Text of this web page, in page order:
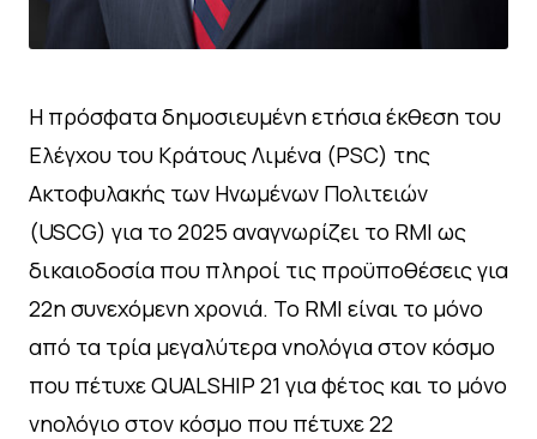
Η πρόσφατα δημοσιευμένη ετήσια έκθεση του
Ελέγχου του Κράτους Λιμένα (PSC) της
Ακτοφυλακής των Ηνωμένων Πολιτειών
(USCG) για το 2025 αναγνωρίζει το RMI ως
δικαιοδοσία που πληροί τις προϋποθέσεις για
22η συνεχόμενη χρονιά. Το RMI είναι το μόνο
από τα τρία μεγαλύτερα νηολόγια στον κόσμο
που πέτυχε QUALSHIP 21 για φέτος και το μόνο
νηολόγιο στον κόσμο που πέτυχε 22